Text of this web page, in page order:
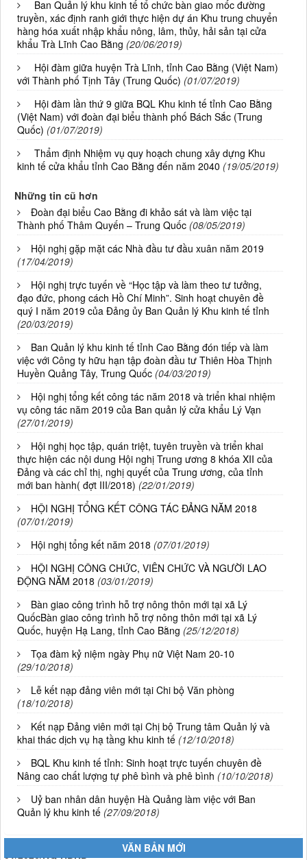
Ban Quản lý khu kinh tế tổ chức bàn giao mốc đường
truyền, xác định ranh giới thực hiện dự án Khu trung chuyển
hàng hóa xuất nhập khẩu nông, lâm, thủy, hải sản tại cửa
khẩu Trà Lĩnh Cao Bằng (20/06/2019)
Hội đàm giữa huyện Trà Lĩnh, tỉnh Cao Bằng (Việt Nam)
với Thành phố Tịnh Tây (Trung Quốc) (01/07/2019)
Hội đàm lần thứ 9 giữa BQL Khu kinh tế tỉnh Cao Bằng
(Việt Nam) với đoàn đại biểu thành phố Bách Sắc (Trung
Quốc) (01/07/2019)
Thẩm định Nhiệm vụ quy hoạch chung xây dựng Khu
kinh tế cửa khẩu tỉnh Cao Bằng đến năm 2040 (19/05/2019)
Những tin cũ hơn
Đoàn đại biểu Cao Bằng đi khảo sát và làm việc tại
Thành phố Thâm Quyến – Trung Quốc (08/05/2019)
Hội nghị gặp mặt các Nhà đầu tư đầu xuân năm 2019
(17/04/2019)
Hội nghị trực tuyến về “Học tập và làm theo tư tưởng,
đạo đức, phong cách Hồ Chí Minh”. Sinh hoạt chuyên đề
quý I năm 2019 của Đảng ủy Ban Quản lý Khu kinh tế tỉnh
(20/03/2019)
Ban Quản lý khu kinh tế tỉnh Cao Bằng đón tiếp và làm
việc với Công ty hữu hạn tập đoàn đầu tư Thiên Hòa Thịnh
Huyền Quảng Tây, Trung Quốc (04/03/2019)
Hội nghị tổng kết công tác năm 2018 và triển khai nhiệm
vụ công tác năm 2019 của Ban quản lý cửa khẩu Lý Vạn
(27/01/2019)
Hội nghị học tập, quán triệt, tuyên truyền và triển khai
thực hiện các nội dung Hội nghị Trung ương 8 khóa XII của
Đảng và các chỉ thị, nghị quyết của Trung ương, của tỉnh
mới ban hành( đợt III/2018) (22/01/2019)
HỘI NGHỊ TỔNG KẾT CÔNG TÁC ĐẢNG NĂM 2018
(07/01/2019)
Hội nghị tổng kết năm 2018 (07/01/2019)
HỘI NGHỊ CÔNG CHỨC, VIÊN CHỨC VÀ NGƯỜI LAO
ĐỘNG NĂM 2018 (03/01/2019)
Bàn giao công trình hỗ trợ nông thôn mới tại xã Lý
QuốcBàn giao công trình hỗ trợ nông thôn mới tại xã Lý
Quốc, huyện Hạ Lang, tỉnh Cao Bằng (25/12/2018)
Tọa đàm kỷ niệm ngày Phụ nữ Việt Nam 20-10
(29/10/2018)
Lễ kết nạp đảng viên mới tại Chi bộ Văn phòng
(18/10/2018)
Kết nạp Đảng viên mới tại Chị bộ Trung tâm Quản lý và
khai thác dịch vụ hạ tầng khu kinh tế (12/10/2018)
BQL Khu kinh tế tỉnh: Sinh hoạt trực tuyến chuyên đề
Nâng cao chất lượng tự phê bình và phê bình (10/10/2018)
Uỷ ban nhân dân huyện Hà Quảng làm việc với Ban
Quản lý khu kinh tế (27/09/2018)
VĂN BẢN MỚI
01/2026/NQ-HĐND
Phí sử dụng công trình kết cấu hạ tầng, công trình dịch vụ, tiện ích
công cộng trong khu vực cửa khẩu trên địa bàn tỉnh Cao Bằng